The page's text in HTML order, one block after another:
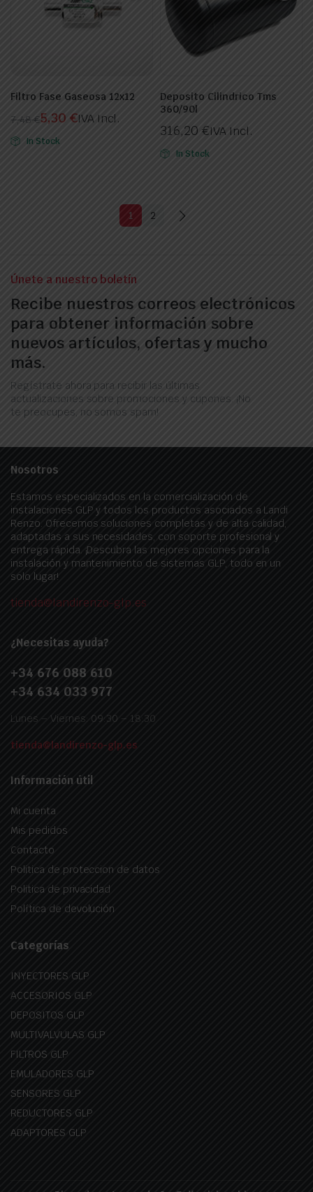
Filtro Fase Gaseosa 12x12
7,48€
El
precio
5,30 €
El
precio
IVA Incl.
In Stock
Deposito Cilindrico Tms
360/90l
316,20 €IVA Incl.
In Stock
1 2
Únete a nuestro boletín
Recibe nuestros correos electrónicos
para obtener información sobre
nuevos artículos, ofertas y mucho
más.
Regístrate ahora para recibir las últimas
actualizaciones sobre promociones y cupones. ¡No
te preocupes, no somos spam!
Nosotros
Estamos especializados en la comercialización de
instalaciones GLP y todos los productos asociados a Landi
Renzo. Ofrecemos soluciones completas y de alta calidad,
adaptadas a sus necesidades, con soporte profesional y
entrega rápida. ¡Descubra las mejores opciones para la
instalación y mantenimiento de sistemas GLP, todo en un
solo lugar!
tienda@landirenzo-glp.es
¿Necesitas ayuda?
+34 676 088 610
+34 634 033 977
Lunes – Viernes: 09:30 – 18:30
tienda@landirenzo-glp.es
Información útil
Mi cuenta
Mis pedidos
Contacto
Politica de proteccion de datos
Politica de privacidad
Política de devolución
Categorías
INYECTORES GLP
ACCESORIOS GLP
DEPOSITOS GLP
MULTIVALVULAS GLP
FILTROS GLP
EMULADORES GLP
SENSORES GLP
REDUCTORES GLP
ADAPTORES GLP